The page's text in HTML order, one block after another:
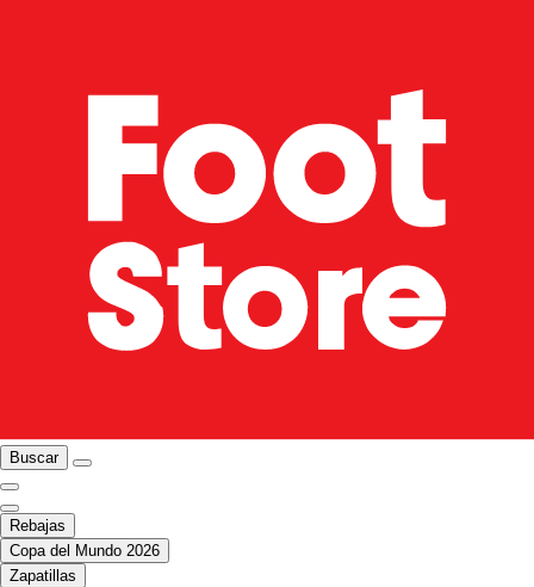
Buscar
Rebajas
Copa del Mundo 2026
Zapatillas